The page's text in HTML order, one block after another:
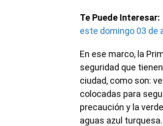
Te Puede Interesar:
este domingo 03 de
En ese marco, la
seguridad que
ciudad, como son:
colocadas para
precaución y la
aguas azul turquesa.